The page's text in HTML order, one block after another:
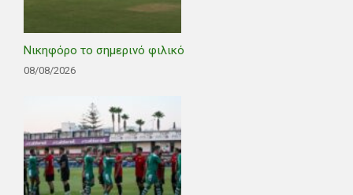
Νικηφόρο το σημερινό φιλικό
08/08/2026